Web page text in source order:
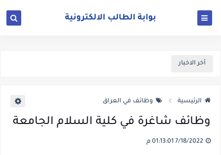
أخر الاخبار
الرئيسية وظائف في العراق
وظائف شاغرة في كلية السلام الجامعة